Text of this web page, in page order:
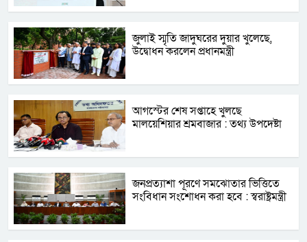
জুলাই স্মৃতি জাদুঘরের দুয়ার খুলেছে,
উদ্বোধন করলেন প্রধানমন্ত্রী
আগস্টের শেষ সপ্তাহে খুলছে
মালয়েশিয়ার শ্রমবাজার : তথ্য উপদেষ্টা
জনপ্রত্যাশা পূরণে সমঝোতার ভিত্তিতে
সংবিধান সংশোধন করা হবে : স্বরাষ্ট্রমন্ত্রী